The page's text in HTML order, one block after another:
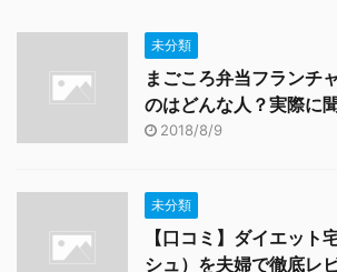
未分類
まごころ弁当フランチ
のはどんな人？実際に
2018/8/9
未分類
【口コミ】ダイエット
シュ）を夫婦で徹底レ